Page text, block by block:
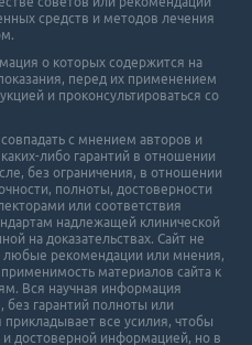
средств и методов лечения
о которых содержится на
перед их применением
и проконсультироваться со
с мнением авторов и
либо гарантий в отношении
без ограничения, в отношении
полноты, достоверности
или соответствия
надлежащей клинической
на доказательствах. Сайт не
любые рекомендации или мнения,
материалов сайта к
Вся научная информация
без гарантий полноты или
все усилия, чтобы
и достоверной информацией, но в